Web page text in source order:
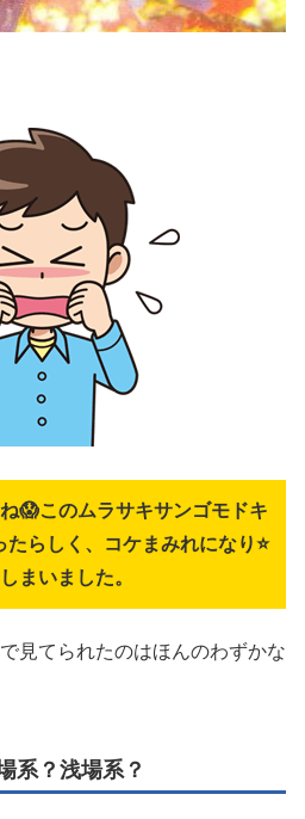
😱このムラサキサンゴモドキ
らしく、コケまみれになり⭐
まいました。
見てられたのはほんのわずかな
系？浅場系？